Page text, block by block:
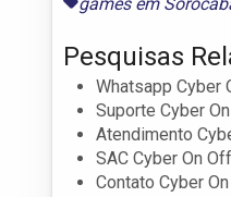
Pesquisas
Whatsapp Cyber
Suporte Cyber
Atendimento
SAC Cyber On Off
Contato Cyber